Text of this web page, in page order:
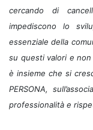
cercando di
impediscono lo
essenziale della
su questi valori e
è insieme che si
PERSONA,
professionalità e